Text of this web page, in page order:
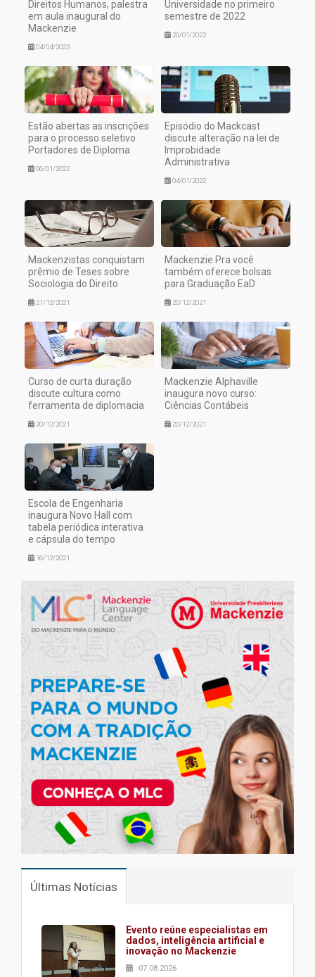
Direitos Humanos, palestra
em aula inaugural do
Mackenzie
04/04/2023
Universidade no primeiro
semestre de 2022
20/01/2022
Estão abertas as inscrições
para o processo seletivo
Portadores de Diploma
06/01/2022
Episódio do Mackcast
discute alteração na lei de
Improbidade
Administrativa
04/01/2022
Mackenzistas conquistam
prêmio de Teses sobre
Sociologia do Direito
21/12/2021
Mackenzie Pra você
também oferece bolsas
para Graduação EaD
20/12/2021
Curso de curta duração
discute cultura como
ferramenta de diplomacia
20/12/2021
Mackenzie Alphaville
inaugura novo curso:
Ciências Contábeis
20/12/2021
Escola de Engenharia
inaugura Novo Hall com
tabela periódica interativa
e cápsula do tempo
16/12/2021
Últimas Notícias
Evento reúne especialistas em
dados, inteligência artificial e
inovação no Mackenzie
07.08.2026